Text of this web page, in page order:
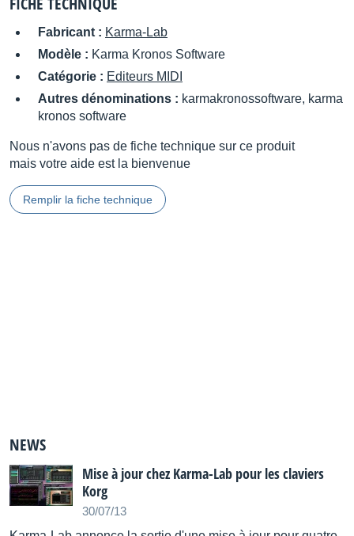
Fabricant : Karma-Lab
Modèle : Karma Kronos Software
Catégorie : Editeurs MIDI
Autres dénominations : karmakronossoftware, karma
kronos software
Nous n'avons pas de fiche technique sur ce produit
mais votre aide est la bienvenue
Remplir la fiche technique
NEWS
Mise à jour chez Karma-Lab pour les claviers
Korg
30/07/13